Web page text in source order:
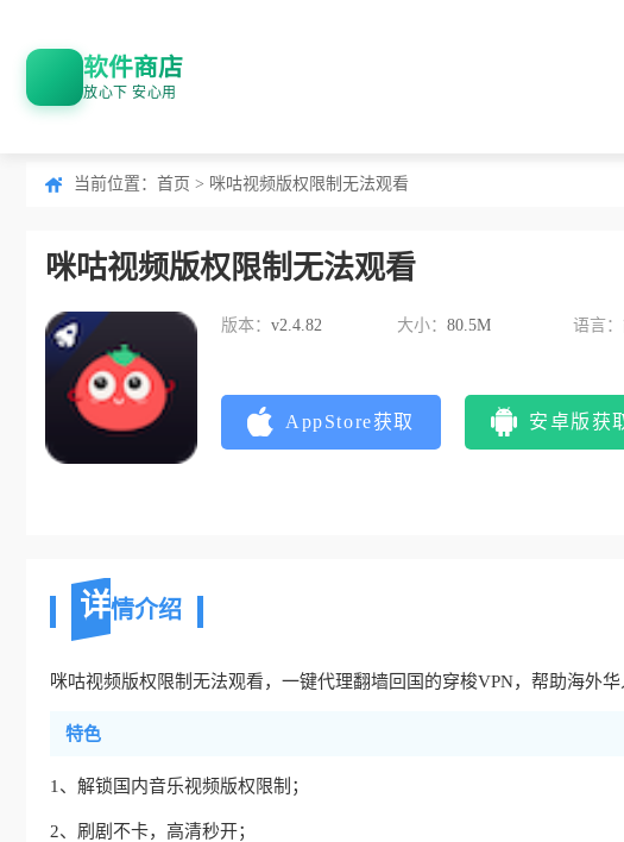
软件商店
放心下 安心用
当前位置： 首页 > 咪咕视频版权限制无法观看
咪咕视频版权限制无法观看
版本： v2.4.82 大小： 80.5M 语言：
AppStore获取 安卓版获
详情介绍
咪咕视频版权限制无法观看，一键代理翻墙回国的穿梭VPN，帮助海外
特色
1、解锁国内音乐视频版权限制；
2、刷剧不卡，高清秒开；